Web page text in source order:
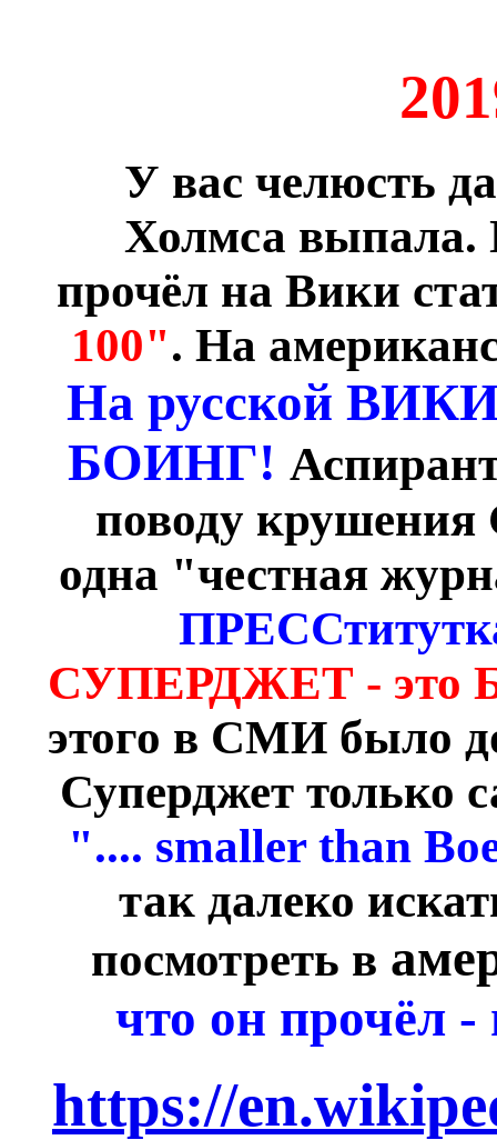
У вас челюсть
Холмса выпала.
прочёл на Вики
100". На
На русской ВИКИ
БОИНГ!
поводу
одна "честная
СУПЕРДЖЕТ - это
этого в СМИ было
Суперджет только
".... smaller than
так далеко
посмотреть в
что он прочёл -
https://